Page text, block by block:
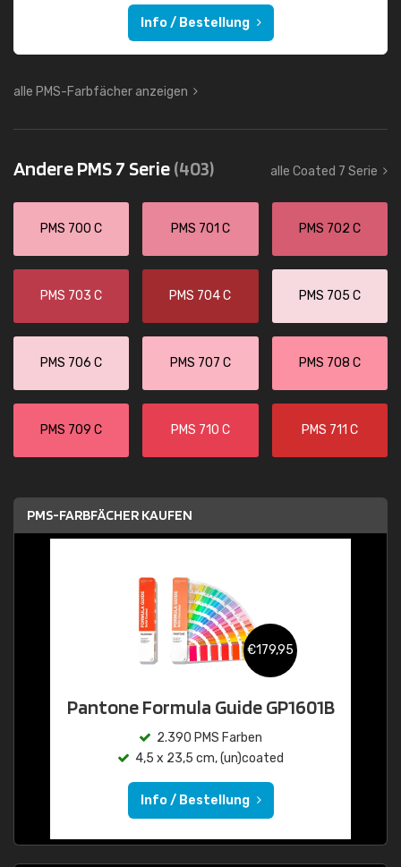
Info / Bestellung
alle PMS-Farbfächer anzeigen
Andere PMS 7 Serie(403) alle Coated 7 Serie
PMS 700 C PMS 701 C PMS 702 C
PMS 703 C PMS 704 C PMS 705 C
PMS 706 C PMS 707 C PMS 708 C
PMS 709 C PMS 710 C PMS 711 C
PMS-FARBFÄCHER KAUFEN
€179,95
Pantone Formula Guide GP1601B
2.390 PMS Farben
4,5 x 23,5 cm, (un)coated
Info / Bestellung